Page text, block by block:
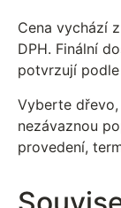
Cena vychází
DPH. Finální
potvrzují
Vyberte
nezávaznou
provedení,